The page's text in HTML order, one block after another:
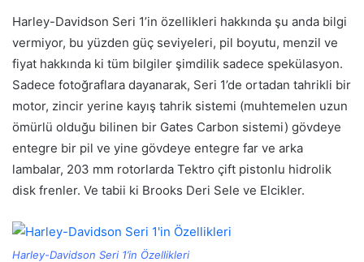
Harley-Davidson Seri 1’in özellikleri hakkında şu anda bilgi
vermiyor, bu yüzden güç seviyeleri, pil boyutu, menzil ve
fiyat hakkında ki tüm bilgiler şimdilik sadece spekülasyon.
Sadece fotoğraflara dayanarak, Seri 1’de ortadan tahrikli bir
motor, zincir yerine kayış tahrik sistemi (muhtemelen uzun
ömürlü olduğu bilinen bir Gates Carbon sistemi) gövdeye
entegre bir pil ve yine gövdeye entegre far ve arka
lambalar, 203 mm rotorlarda Tektro çift pistonlu hidrolik
disk frenler. Ve tabii ki Brooks Deri Sele ve Elcikler.
Harley-Davidson Seri 1’in Özellikleri